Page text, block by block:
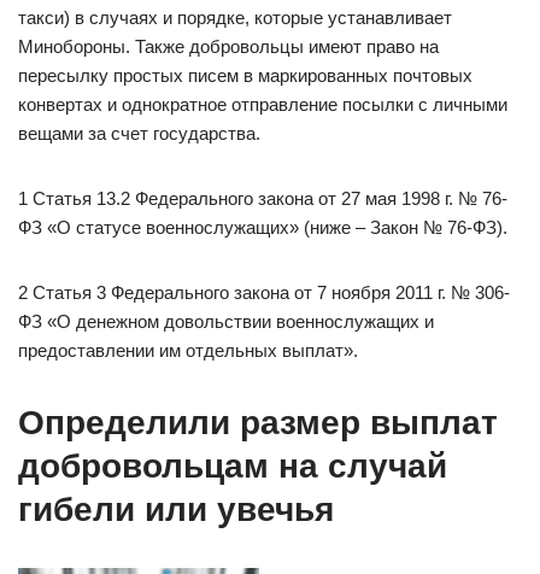
такси) в случаях и порядке, которые устанавливает
Минобороны. Также добровольцы имеют право на
пересылку простых писем в маркированных почтовых
конвертах и однократное отправление посылки с личными
вещами за счет государства.
1 Статья 13.2 Федерального закона от 27 мая 1998 г. № 76-
ФЗ «О статусе военнослужащих» (ниже – Закон № 76-ФЗ).
2 Статья 3 Федерального закона от 7 ноября 2011 г. № 306-
ФЗ «О денежном довольствии военнослужащих и
предоставлении им отдельных выплат».
Определили размер выплат
добровольцам на случай
гибели или увечья